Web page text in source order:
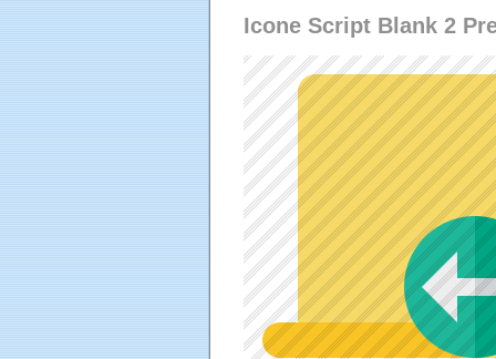
Icone Script Blank 2